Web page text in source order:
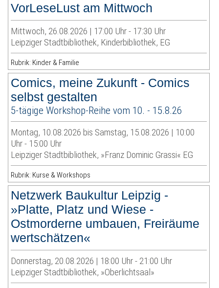
VorLeseLust am Mittwoch
Mittwoch, 26.08.2026 | 17:00 Uhr - 17:30 Uhr
Leipziger Stadtbibliothek, Kinderbibliothek, EG
Rubrik: Kinder & Familie
Comics, meine Zukunft - Comics
selbst gestalten
5-tägige Workshop-Reihe vom 10. - 15.8.26
Montag, 10.08.2026 bis Samstag, 15.08.2026 | 10:00
Uhr - 15:00 Uhr
Leipziger Stadtbibliothek, »Franz Dominic Grassi« EG
Rubrik: Kurse & Workshops
Netzwerk Baukultur Leipzig -
»Platte, Platz und Wiese -
Ostmorderne umbauen, Freiräume
wertschätzen«
Donnerstag, 20.08.2026 | 18:00 Uhr - 21:00 Uhr
Leipziger Stadtbibliothek, »Oberlichtsaal»